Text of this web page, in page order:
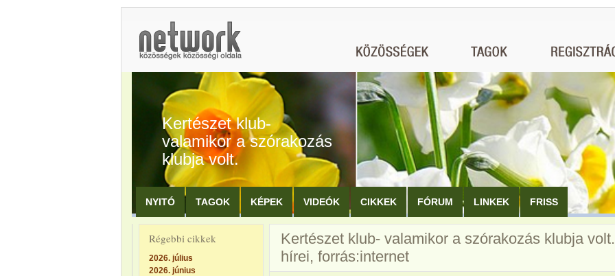
Kertészet klub-
valamikor a szórakozás
klubja volt.
NYITÓ TAGOK KÉPEK VIDEÓK CIKKEK FÓRUM LINKEK FRISS
Régebbi cikkek
2026. július
2026. június
Kertészet klub- valamikor a szórakozás klubja volt.
hírei, forrás:internet